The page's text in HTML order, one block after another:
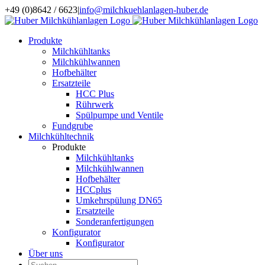
Zum
Inhalt
+49 (0)8642 / 6623|info@milchkuehlanlagen-huber.de
Produkte
Milchkühltanks
Milchkühlwannen
Hofbehälter
Ersatzteile
HCC Plus
Rührwerk
Spülpumpe und Ventile
Fundgrube
Milchkühltechnik
Produkte
Milchkühltanks
Milchkühlwannen
Hofbehälter
HCCplus
Umkehrspülung DN65
Ersatzteile
Sonderanfertigungen
Konfigurator
Konfigurator
Über uns